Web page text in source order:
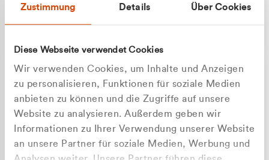
Zustimmung Details Über Cookies
Diese Webseite verwendet Cookies
Wir verwenden Cookies, um Inhalte und Anzeigen
zu personalisieren, Funktionen für soziale Medien
anbieten zu können und die Zugriffe auf unsere
Website zu analysieren. Außerdem geben wir
Informationen zu Ihrer Verwendung unserer Website
an unsere Partner für soziale Medien, Werbung und
+49 177 8376058